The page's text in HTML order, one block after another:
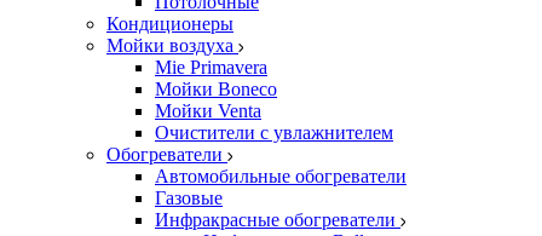
Кондиционеры
Мойки воздуха
Mie Primavera
Мойки Boneco
Мойки Venta
Очистители с увлажнителем
Обогреватели
Автомобильные обогреватели
Газовые
Инфракрасные обогреватели